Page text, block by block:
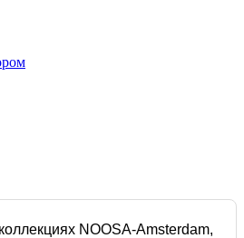
NOOSA-Amsterdam,